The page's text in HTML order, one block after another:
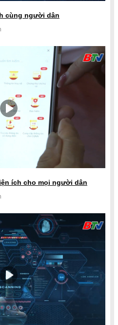
cùng người dân
ích cho mọi người dân